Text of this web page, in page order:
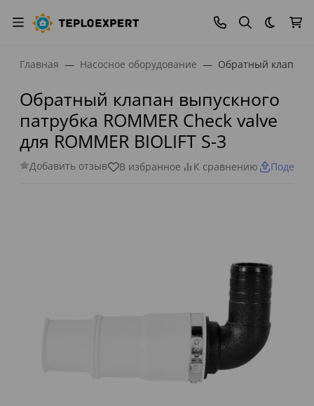
Темная
Главная Насосное оборудование Обратный клапан
Обратный клапан выпускного
патрубка ROMMER Check valve
для ROMMER BIOLIFT S-3
Добавить отзыв В избранное К сравнению